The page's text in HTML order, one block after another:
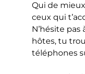
Qui de
ceux qui
N’hésite
hôtes, tu
téléphones